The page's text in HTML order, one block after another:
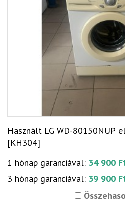
Használt LG WD-80150NUP
[KH304]
1 hónap garanciával: 34 900
3 hónap garanciával: 39 900